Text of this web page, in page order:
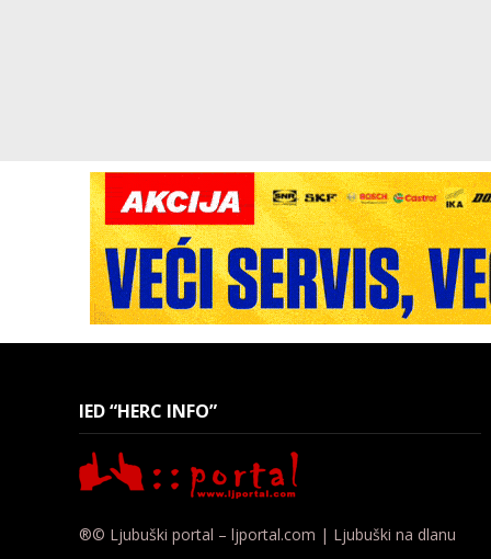
IED “HERC INFO”
®© Ljubuški portal – ljportal.com | Ljubuški na dlanu